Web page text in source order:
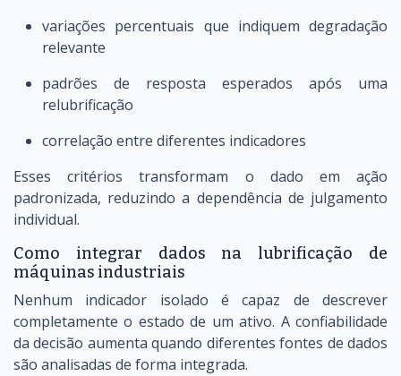
variações percentuais que indiquem degradação
relevante
padrões de resposta esperados após uma
relubrificação
correlação entre diferentes indicadores
Esses critérios transformam o dado em ação
padronizada, reduzindo a dependência de julgamento
individual.
Como integrar dados na lubrificação de
máquinas industriais
Nenhum indicador isolado é capaz de descrever
completamente o estado de um ativo. A confiabilidade
da decisão aumenta quando diferentes fontes de dados
são analisadas de forma integrada.